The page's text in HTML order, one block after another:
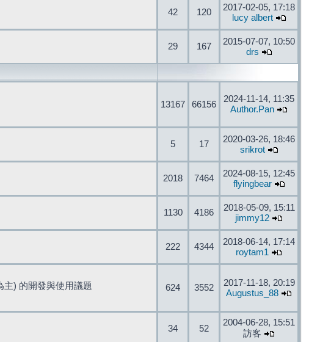
42 120
2017-02-05, 17:18
lucy albert
29 167
2015-07-07, 10:50
drs
13167 66156
2024-11-14, 11:35
Author.Pan
5 17
2020-03-26, 18:46
srikrot
2018 7464
2024-08-15, 12:45
flyingbear
1130 4186
2018-05-09, 15:11
jimmy12
222 4344
2018-06-14, 17:14
roytam1
主) 的開發與使用議題
624 3552
2017-11-18, 20:19
Augustus_88
34 52
2004-06-28, 15:51
訪客